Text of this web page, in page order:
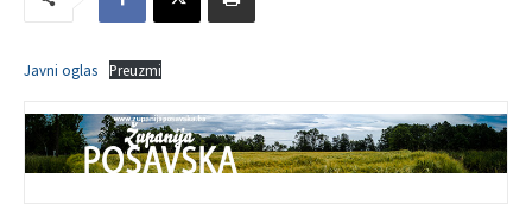
Javni oglas Preuzmi